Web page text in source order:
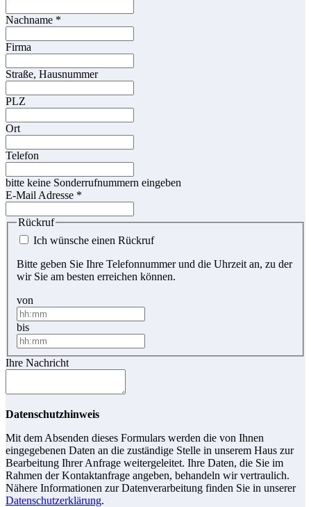
Nachname *
Firma
Straße, Hausnummer
PLZ
Ort
Telefon
bitte keine Sonderrufnummern eingeben
E-Mail Adresse *
Rückruf
Ich wünsche einen Rückruf
Bitte geben Sie Ihre Telefonnummer und die Uhrzeit an, zu der
wir Sie am besten erreichen können.
von
bis
Ihre Nachricht
Datenschutzhinweis
Mit dem Absenden dieses Formulars werden die von Ihnen
eingegebenen Daten an die zuständige Stelle in unserem Haus zur
Bearbeitung Ihrer Anfrage weitergeleitet. Ihre Daten, die Sie im
Rahmen der Kontaktanfrage angeben, behandeln wir vertraulich.
Nähere Informationen zur Datenverarbeitung finden Sie in unserer
Datenschutzerklärung.